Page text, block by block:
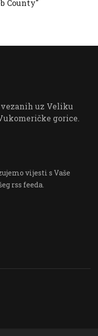
County"
uz Veliku
gorice.
vijesti s Vaše
rss feeda.